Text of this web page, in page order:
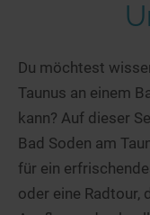
Radtouren am See
Kitesurfen
Kanu- & Kajaktouren
Badeseen in
Genuss pur
Wellness am See
Urlaub an der Küste
Unterkünfte
Hotels am See
Hausboote
Camping
Hausboote
Camping am See
Top-Hotels
Top-Hotel
Familienhotels
Seen in Deiner Nähe
Seen in Deutschland
Seen in Europa
Überwachte
Du möchtest
Taunus an einem
kann? Auf dieser
Bad Soden am
für ein
oder eine Radtour,